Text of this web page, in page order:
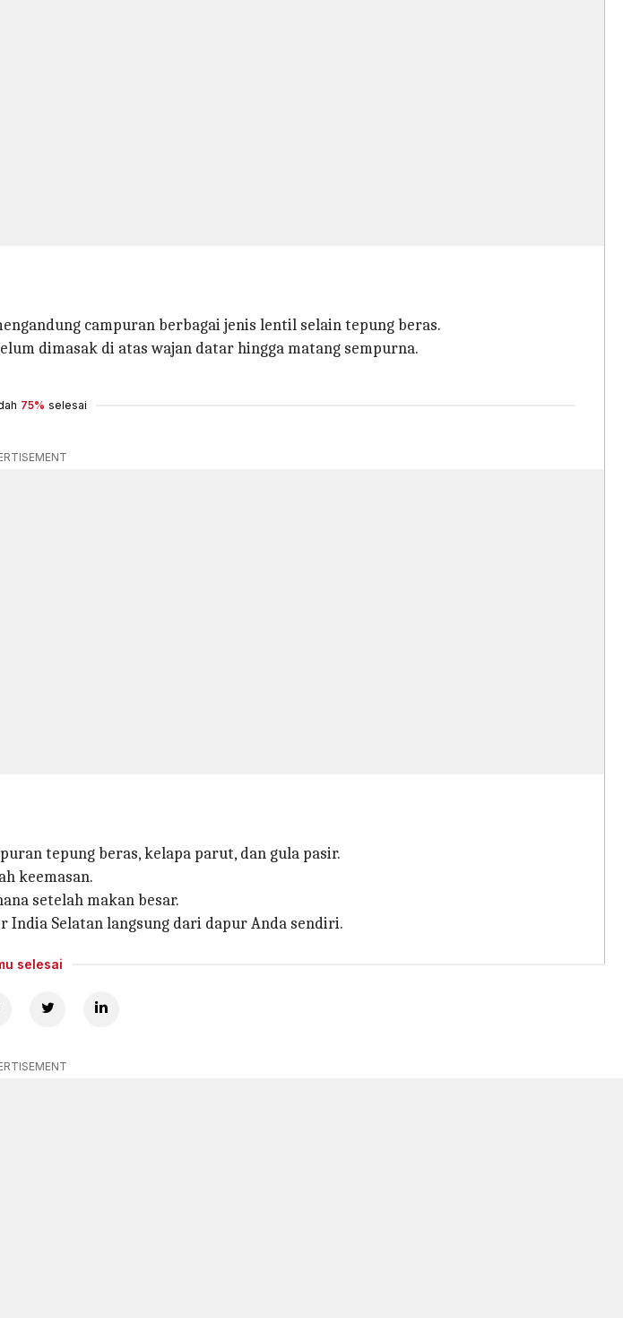
campuran berbagai jenis lentil selain tepung beras.
dimasak di atas wajan datar hingga matang sempurna.
75% selesai
tepung beras, kelapa parut, dan gula pasir.
keemasan.
setelah makan besar.
India Selatan langsung dari dapur Anda sendiri.
selesai